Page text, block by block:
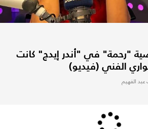
"رحمة" في "أندر إيدج" كانت
الفني (فيديو)
الفهيم